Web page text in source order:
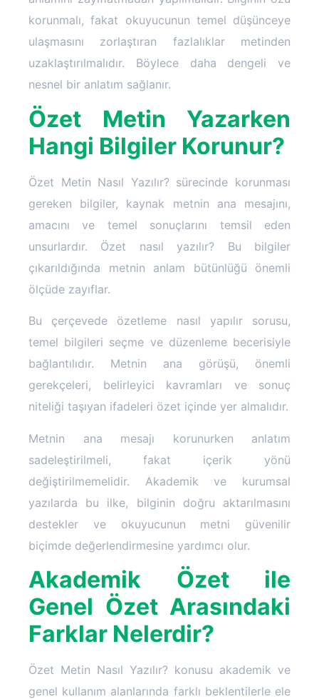
korunmalı, fakat okuyucunun temel düşünceye
ulaşmasını zorlaştıran fazlalıklar metinden
uzaklaştırılmalıdır. Böylece daha dengeli ve
nesnel bir anlatım sağlanır.
Özet Metin Yazarken
Hangi Bilgiler Korunur?
Özet Metin Nasıl Yazılır? sürecinde korunması
gereken bilgiler, kaynak metnin ana mesajını,
amacını ve temel sonuçlarını temsil eden
unsurlardır. Özet nasıl yazılır? Bu bilgiler
çıkarıldığında metnin anlam bütünlüğü önemli
ölçüde zayıflar.
Bu çerçevede özetleme nasıl yapılır sorusu,
temel bilgileri seçme ve düzenleme becerisiyle
bağlantılıdır. Metnin ana görüşü, önemli
gerekçeleri, belirleyici kavramları ve sonuç
niteliği taşıyan ifadeleri özet içinde yer almalıdır.
Metnin ana mesajı korunurken anlatım
sadeleştirilmeli, fakat içerik yönü
değiştirilmemelidir. Akademik ve kurumsal
yazılarda bu ilke, bilginin doğru aktarılmasını
destekler ve okuyucunun metni güvenilir
biçimde değerlendirmesine yardımcı olur.
Akademik Özet ile
Genel Özet Arasındaki
Farklar Nelerdir?
Özet Metin Nasıl Yazılır? konusu akademik ve
genel kullanım alanlarında farklı beklentilerle ele